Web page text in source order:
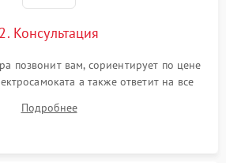
2. Консультация
позвонит вам, сориентирует по цене
а также ответит на все
Подробнее